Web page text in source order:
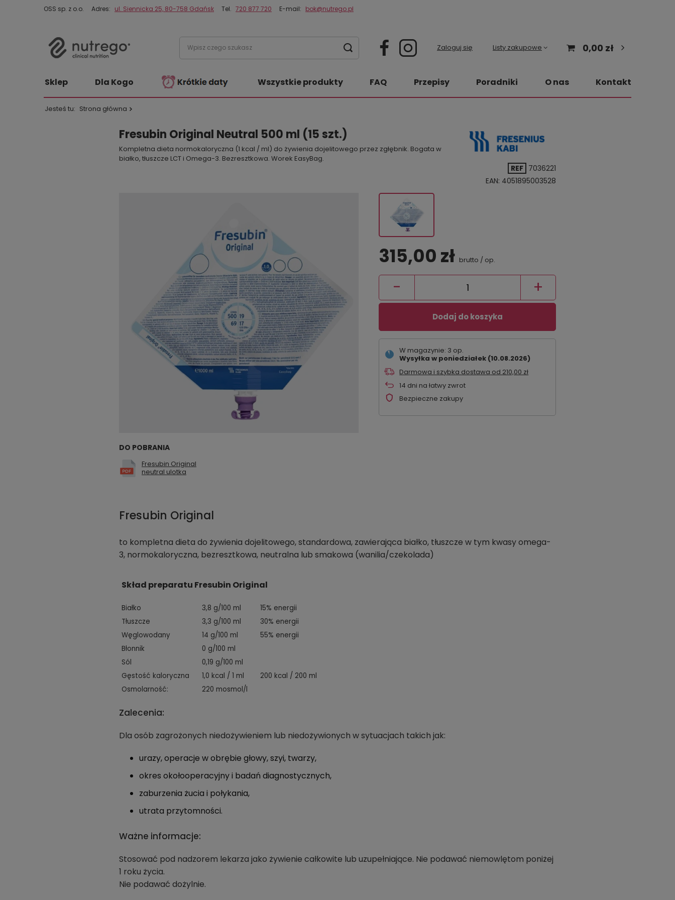
OSS sp. z o.o. Adres: ul. Siennicka 25, 80-758 Gdańsk Tel. 720 877 720 E-mail: bok@nutrego.pl
Zaloguj się Listy zakupowe 0,00 zł
Sklep Dla Kogo Wszystkie produkty FAQ Przepisy Poradniki O nas Kontakt
Jesteś tu: Strona główna
Fresubin Original Neutral 500 ml (15 szt.)
Kompletna dieta normokaloryczna (1 kcal / ml) do żywienia dojelitowego przez zgłębnik. Bogata w
białko, tłuszcze LCT i Omega-3. Bezresztkowa. Worek EasyBag.
REF 7036221
EAN: 4051895003528
315,00 zł brutto / op.
- +
Dodaj do koszyka
W magazynie: 3 op.
Wysyłkaw poniedziałek (10.08.2026)
Darmowa i szybka dostawa od 210,00 zł
14 dni na łatwy zwrot
Bezpieczne zakupy
DO POBRANIA
Fresubin Original
neutral ulotka
Fresubin Original
to kompletna dieta do żywienia dojelitowego, standardowa, zawierająca białko, tłuszcze w tym kwasy omega-
3, normokaloryczna, bezresztkowa, neutralna lub smakowa (wanilia/czekolada)
Skład preparatu Fresubin Original
Białko 3,8 g/100 ml
15% energii
Tłuszcze
3,3 g/100 ml
30% energii
Węglowodany
14 g/100 ml
55% energii
Błonnik
0 g/100 ml
Sól
0,19 g/100 ml
Gęstość kaloryczna
1,0 kcal / 1 ml
200 kcal / 200 ml
Osmolarność:
220 mosmol/l
Zalecenia:
Dla osób zagrożonych niedożywieniem lub niedożywionych w sytuacjach takich jak:
urazy, operacje w obrębie głowy, szyi, twarzy,
okres okołooperacyjny i badań diagnostycznych,
zaburzenia żucia i połykania,
utrata przytomności.
Ważne informacje:
Stosować pod nadzorem lekarza jako żywienie całkowite lub uzupełniające. Nie podawać niemowlętom poniżej
1 roku życia.
Nie podawać dożylnie.